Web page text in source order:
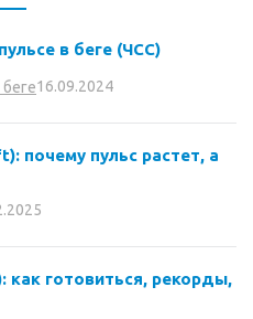
в беге (ЧСС)
16.09.2024
почему пульс растет, а
как готовиться, рекорды,